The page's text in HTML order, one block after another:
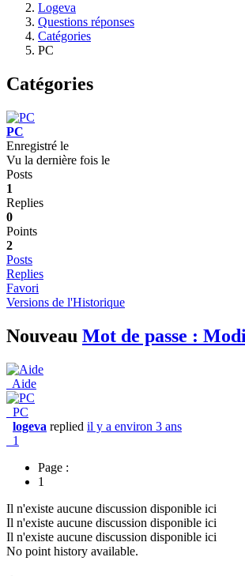
Logeva
Questions réponses
Catégories
PC
Catégories
PC
Enregistré le
Vu la dernière fois le
Posts
1
Replies
0
Points
2
Posts
Replies
Favori
Versions de l'Historique
Nouveau Mot de passe :
Aide
PC
logeva replied il y a environ 3 ans
1
Page :
1
Il n'existe aucune discussion disponible ici
Il n'existe aucune discussion disponible ici
Il n'existe aucune discussion disponible ici
No point history available.